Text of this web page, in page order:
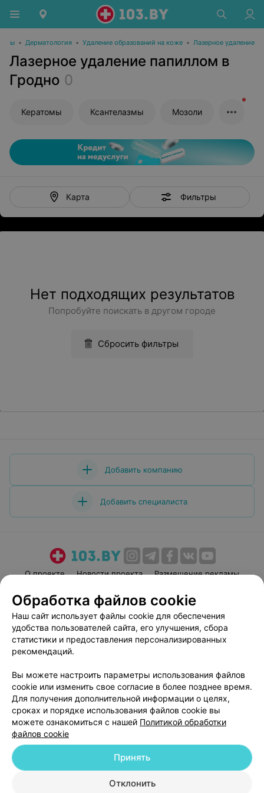
• Дерматология • Удаление образований на коже • Лазерное удаление
Лазерное удаление папиллом в
Гродно 0
Кератомы Ксантелазмы Мозоли
Карта Фильтры
Нет подходящих результатов
Попробуйте поискать в другом городе
Сбросить фильтры
Добавить компанию
Добавить специалиста
О проекте Новости проекта
Размещение рекламы
Пользовательское соглашение
Способы оплаты
Вакансии
Партнеры
Написать руководителю 103.by
Персональные настройки cookie
Обработка персональных данных
© 2026 ООО «Артокс Лаб», УНП 191700409| 220012, Республика Беларусь,
г. Минск, улица Толбухина, 2, пом. 16 | help@103.by
Обработка файлов cookie
Наш сайт использует файлы cookie для обеспечения
удобства пользователей сайта, его улучшения, сбора
статистики и предоставления персонализированных
рекомендаций.
Вы можете настроить параметры использования файлов
cookie или изменить свое согласие в более позднее время.
Для получения дополнительной информации о целях,
сроках и порядке использования файлов cookie вы
можете ознакомиться с нашей Политикой обработки
файлов cookie
Отклонить
Принять